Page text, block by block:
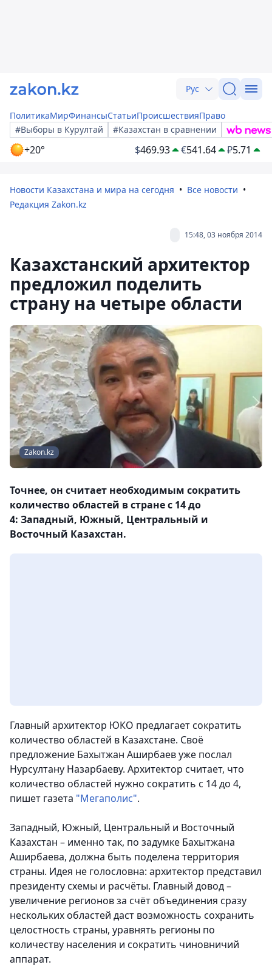
Рус
ПолитикаМирФинансыСтатьиПроисшествияПраво
#Выборы в Курултай
#Казахстан в сравнении
+20° $469.93 €541.64 ₽5.71
Новости Казахстана и мира на сегодня
Все новости
Редакция Zakon.kz
15:48, 03 ноября 2014
Казахстанский архитектор
предложил поделить
страну на четыре области
Zakon.kz
Точнее, он считает необходимым сократить
количество областей в стране с 14 до
4: Западный, Южный, Центральный и
Восточный Казахстан.
Главный архитектор ЮКО предлагает сократить
количество областей в Казахстане. Своё
предложение Бахытжан Аширбаев уже послал
Нурсултану Назарбаеву. Архитектор считает, что
количество областей нужно сократить с 14 до 4,
пишет газета "Мегаполис".
Западный, Южный, Центральный и Восточный
Казахстан – именно так, по задумке Бахытжана
Аширбаева, должна быть поделена территория
страны. Идея не голословна: архитектор представил
президенту схемы и расчёты. Главный довод –
увеличение регионов за счёт объединения сразу
нескольких областей даст возможность сохранить
целостность страны, уравнять регионы по
количеству населения и сократить чиновничий
аппарат.